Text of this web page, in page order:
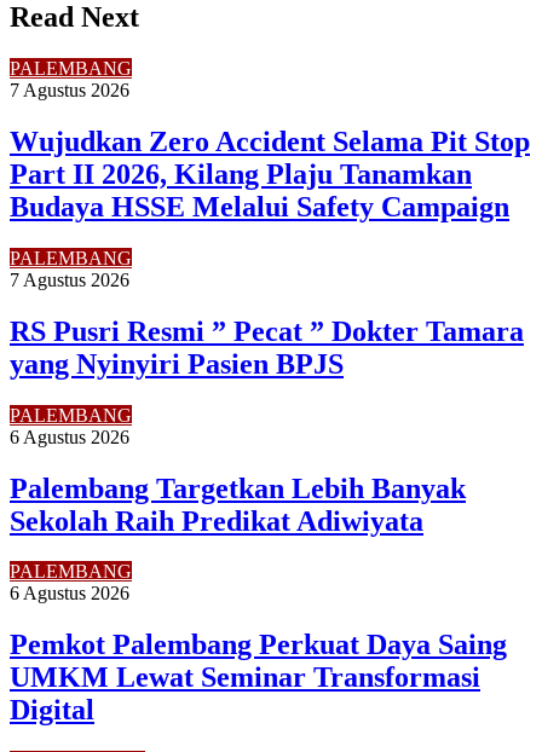
Read Next
PALEMBANG
7 Agustus 2026
Wujudkan Zero Accident Selama Pit Stop
Part II 2026, Kilang Plaju Tanamkan
Budaya HSSE Melalui Safety Campaign
PALEMBANG
7 Agustus 2026
RS Pusri Resmi ” Pecat ” Dokter Tamara
yang Nyinyiri Pasien BPJS
PALEMBANG
6 Agustus 2026
Palembang Targetkan Lebih Banyak
Sekolah Raih Predikat Adiwiyata
PALEMBANG
6 Agustus 2026
Pemkot Palembang Perkuat Daya Saing
UMKM Lewat Seminar Transformasi
Digital